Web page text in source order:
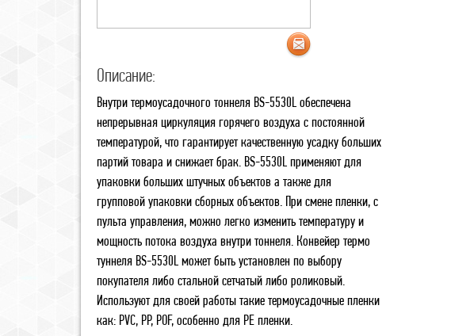
Описание:
Внутри термоусадочного тоннеля BS-5530L обеспечена
непрерывная циркуляция горячего воздуха с постоянной
температурой, что гарантирует качественную усадку больших
партий товара и снижает брак. BS-5530L применяют для
упаковки больших штучных объектов а также для
групповой упаковки сборных объектов. При смене пленки, с
пульта управления, можно легко изменить температуру и
мощность потока воздуха внутри тоннеля. Конвейер термо
туннеля BS-5530L может быть установлен по выбору
покупателя либо стальной сетчатый либо роликовый.
Используют для своей работы такие термоусадочные пленки
как: PVC, PP, POF, особенно для PE пленки.